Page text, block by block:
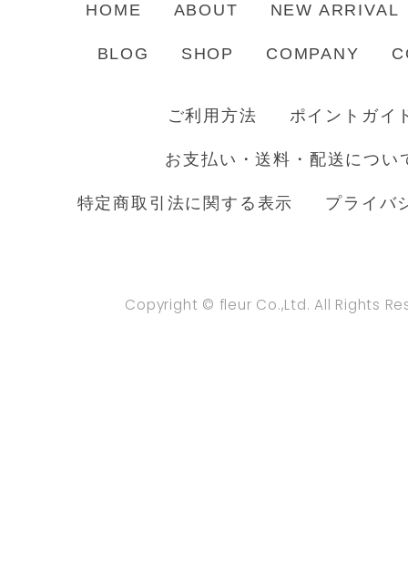
HOME ABOUT NEW ARRIVAL
BLOG SHOP COMPANY
ご利用方法 ポイントガイ
お支払い・送料・配送につい
特定商取引法に関する表示 プライバ
Copyright © fleur Co.,Ltd. All Rights